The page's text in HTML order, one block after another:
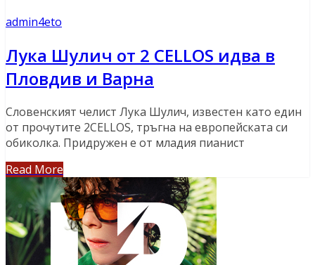
admin4eto
Лука Шулич от 2 CELLOS идва в
Пловдив и Варна
Словенският челист Лука Шулич, известен като един
от прочутите 2CELLOS, тръгна на европейската си
обиколка. Придружен е от младия пианист
Read More